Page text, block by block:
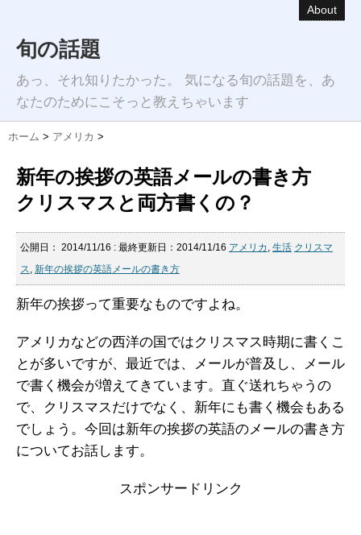
About
旬の話題
あっ、それ知りたかった。 気になる旬の話題を、あ
なたのためにこそっと教えちゃいます
ホーム > アメリカ >
新年の挨拶の英語メールの書き方
クリスマスと両方書くの？
公開日： 2014/11/16 : 最終更新日：2014/11/16 アメリカ , 生活 クリスマ
ス, 新年の挨拶の英語メールの書き方
新年の挨拶って重要なものですよね。
アメリカなどの西洋の国ではクリスマス時期に書くこ
とが多いですが、最近では、メールが普及し、メール
で書く機会が増えてきています。直ぐ送れちゃうの
で、クリスマスだけでなく、新年にも書く機会もある
でしょう。今回は新年の挨拶の英語のメールの書き方
についてお話します。
スポンサードリンク